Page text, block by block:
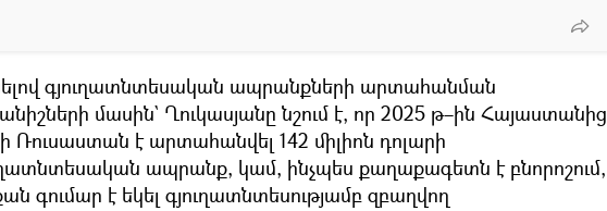
գյուղատնտեսական ապրանքների արտահանման
մասին` Ղուկասյանը նշում է, որ 2025 թ–ին Հայաստանից
Ռուսաստան է արտահանվել 142 միլիոն դոլարի
ապրանք, կամ, ինչպես քաղաքագետն է բնորոշում,
գումար է եկել գյուղատնտեսությամբ զբաղվող